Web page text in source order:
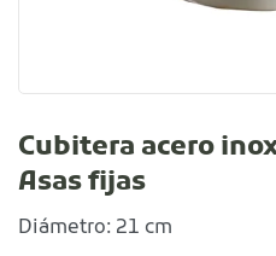
Cubitera acero
Asas fijas
Diámetro: 21 cm